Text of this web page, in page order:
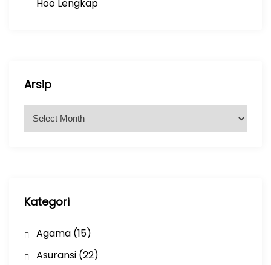
Hoo Lengkap
Arsip
Kategori
Agama(15)
Asuransi(22)